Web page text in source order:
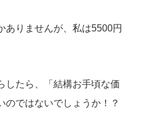
ありませんが、私は5500円
したら、「結構お手頃な価
のではないでしょうか！？